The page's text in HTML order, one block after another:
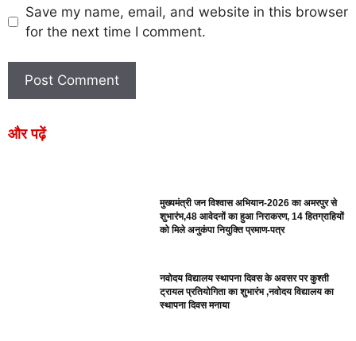
Save my name, email, and website in this browser
for the next time I comment.
और पढ़ें
मुख्यमंत्री जन विश्वास अभियान-2026 का अमरपुर से
शुभारंभ,48 आवेदनों का हुआ निराकरण, 14 हितग्राहियों
को मिले अनुकंपा नियुक्ति प्रमाण-पत्र
नवोदय विद्यालय स्थापना दिवस के अवसर पर कुश्ती
ट्रायल प्रतियोगिता का शुभारंभ ,नवोदय विद्यालय का
स्थापना दिवस मनाया